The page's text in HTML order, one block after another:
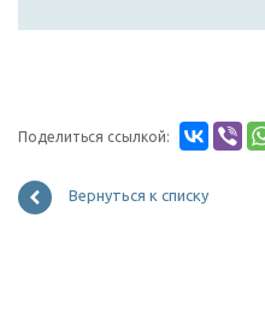
Поделиться ссылкой:
Вернуться к списку